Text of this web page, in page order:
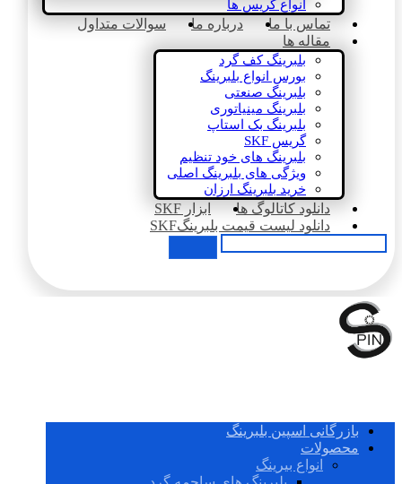
انواع گریس ها
تماس با ما درباره ما
سوالات متداول
مقاله ها
بلبرینگ کف گرد
بورس انواع بلبرینگ
بلبرینگ صنعتی
بلبرینگ مینیاتوری
بلبرینگ بک استاپ
گریس SKF
بلبرینگ های خود تنظیم
ویژگی های بلبرینگ اصلی
خرید بلبرینگ ارزان
دانلود کاتالوگ ها
ابزار SKF
دانلود لیست قیمت بلبرینگSKF
بازرگانی اسپین بلبرینگ
محصولات
انواع بیرینگ